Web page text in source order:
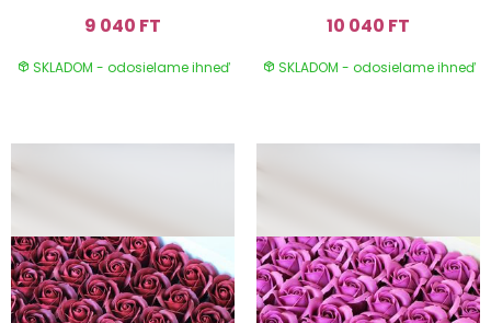
9 040 FT
SKLADOM - odosielame ihneď
10 040 FT
SKLADOM - odosielame ihneď